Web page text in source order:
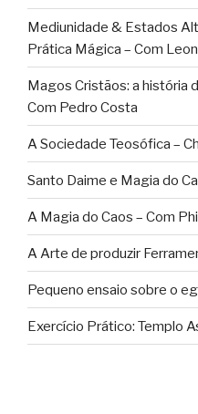
Mediunidade & Estados
Prática Mágica – Com
Magos Cristãos: a história
Com Pedro Costa
A Sociedade Teosófica –
Santo Daime e Magia do
A Magia do Caos – Com
A Arte de produzir
Pequeno ensaio sobre o
Exercício Prático: Templo